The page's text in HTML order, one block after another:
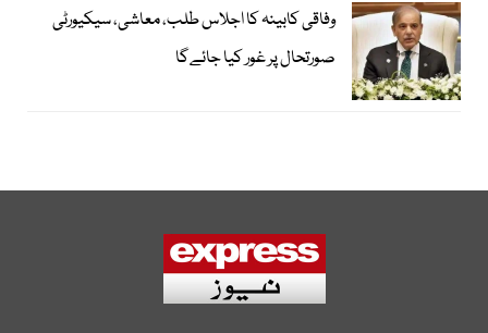
وفاقی کابینہ کا اجلاس طلب، معاشی، سیکیورٹی
صورتحال پر غور کیا جائےگا